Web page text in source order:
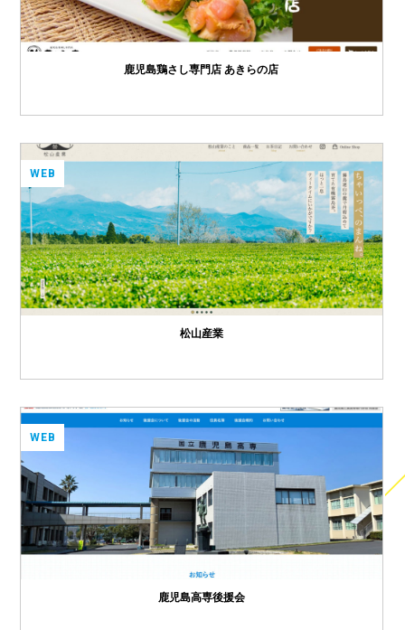
鹿児島鶏さし専門店 あきらの店
松山産業
WEB
鹿児島高専後援会
WEB